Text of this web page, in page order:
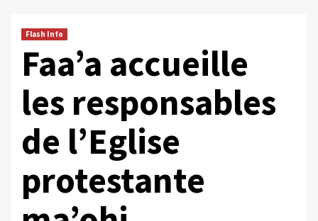
Flash Info
Faa’a accueille
les responsables
de l’Eglise
protestante